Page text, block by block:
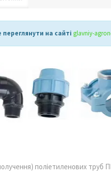
на сайті glavniy-
поліетиленових труб